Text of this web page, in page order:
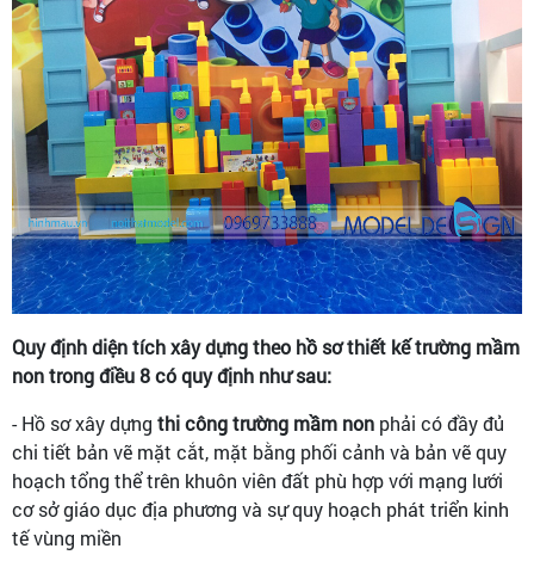
Quy định diện tích xây dựng theo hồ sơ thiết kế trường mầm
non trong điều 8 có quy định như sau:
- Hồ sơ xây dựng thi công trường mầm non phải có đầy đủ
chi tiết bản vẽ mặt cắt, mặt bằng phối cảnh và bản vẽ quy
hoạch tổng thể trên khuôn viên đất phù hợp với mạng lưới
cơ sở giáo dục địa phương và sự quy hoạch phát triển kinh
tế vùng miền